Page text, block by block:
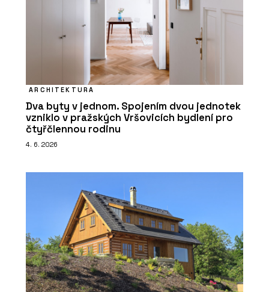
ARCHITEKTURA
Dva byty v jednom. Spojením dvou jednotek
vzniklo v pražských Vršovicích bydlení pro
čtyřčlennou rodinu
4. 6. 2026